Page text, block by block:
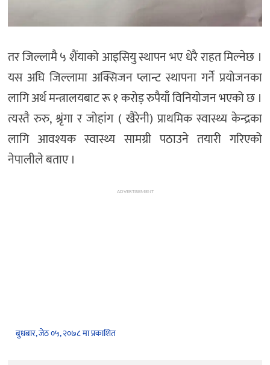
तर जिल्लामै ५ शैंयाको आइसियु स्थापन भए धेरै राहत मिल्नेछ ।
यस अघि जिल्लामा अक्सिजन प्लान्ट स्थापना गर्ने प्रयोजनका
लागि अर्थ मन्त्रालयबाट रू १ करोड़ रुपैयाँ विनियोजन भएको छ ।
त्यस्तै रुरु, श्रृंगा र जोहांग ( खैरेनी) प्राथमिक स्वास्थ्य केन्द्रका
लागि आवश्यक स्वास्थ्य सामग्री पठाउने तयारी गरिएको
नेपालीले बताए ।
ADVERTISEMENT
बुधबार, जेठ ०५, २०७८ मा प्रकाशित